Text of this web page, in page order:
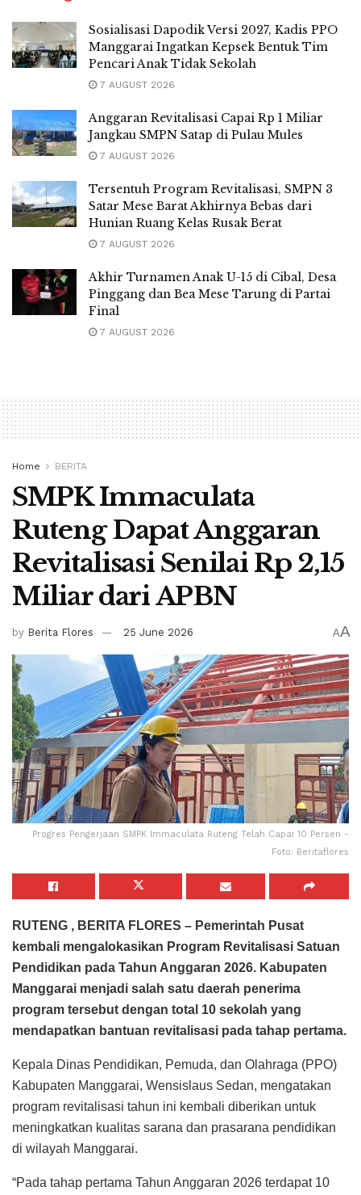
Sosialisasi Dapodik Versi 2027, Kadis PPO
Manggarai Ingatkan Kepsek Bentuk Tim
Pencari Anak Tidak Sekolah
7 AUGUST 2026
Anggaran Revitalisasi Capai Rp 1 Miliar
Jangkau SMPN Satap di Pulau Mules
7 AUGUST 2026
Tersentuh Program Revitalisasi, SMPN 3
Satar Mese Barat Akhirnya Bebas dari
Hunian Ruang Kelas Rusak Berat
7 AUGUST 2026
Akhir Turnamen Anak U-15 di Cibal, Desa
Pinggang dan Bea Mese Tarung di Partai
Final
7 AUGUST 2026
Home BERITA
SMPK Immaculata
Ruteng Dapat Anggaran
Revitalisasi Senilai Rp 2,15
Miliar dari APBN
by Berita Flores 25 June 2026 AA
Progres Pengerjaan SMPK Immaculata Ruteng Telah Capai 10 Persen -
Foto: Beritaflores
RUTENG , BERITA FLORES – Pemerintah Pusat
kembali mengalokasikan Program Revitalisasi Satuan
Pendidikan pada Tahun Anggaran 2026. Kabupaten
Manggarai menjadi salah satu daerah penerima
program tersebut dengan total 10 sekolah yang
mendapatkan bantuan revitalisasi pada tahap pertama.
Kepala Dinas Pendidikan, Pemuda, dan Olahraga (PPO)
Kabupaten Manggarai, Wensislaus Sedan, mengatakan
program revitalisasi tahun ini kembali diberikan untuk
meningkatkan kualitas sarana dan prasarana pendidikan
di wilayah Manggarai.
“Pada tahap pertama Tahun Anggaran 2026 terdapat 10